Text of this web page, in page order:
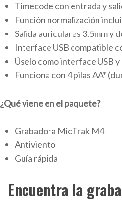
Timecode con entrada y
Función normalización
Salida auriculares 3.5mm y
Interface USB compatible
Úselo como interface USB
Funciona con 4 pilas AA*
¿Qué viene en el paquete?
Grabadora MicTrak M4
Antiviento
Guía rápida
Encuentra la